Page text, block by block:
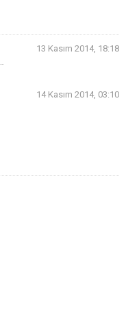
13 Kasım 2014, 18:18
14 Kasım 2014, 03:10